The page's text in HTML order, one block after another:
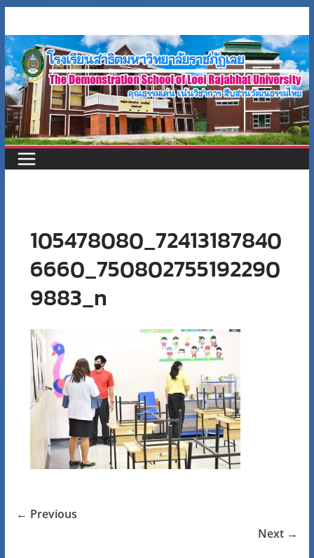
to
content
105478080_72413187840
6660_750802755192290
9883_n
← Previous
Next →